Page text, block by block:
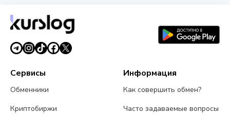
реальном времени.
Сервисы
Обменники
Криптобиржи
Информация
Как совершить обмен?
Часто задаваемые вопросы